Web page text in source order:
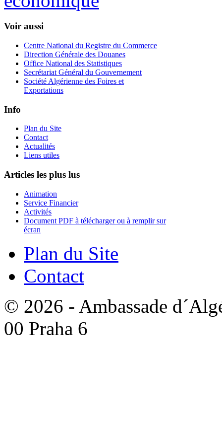
Voir aussi
Centre National du Registre du Commerce
Direction Générale des Douanes
Office National des Statistiques
Secrétariat Général du Gouvernement
Société Algérienne des Foires et
Exportations
Info
Plan du Site
Contact
Actualités
Liens utiles
Articles les plus lus
Animation
Service Financier
Activités
Document PDF à télécharger ou à remplir sur
écran
Plan du Site
Contact
© 2026 - Ambassade
00 Praha 6